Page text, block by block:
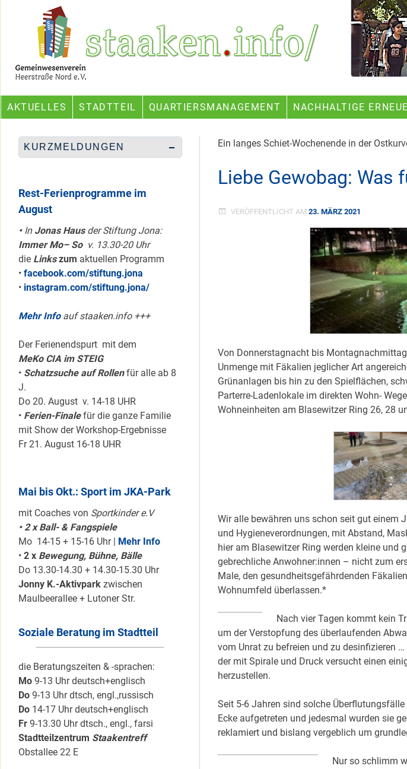
Ein Projekt des Gemeinwesenvereins Heerstraße Nord
AKTUELLES STADTTEIL QUARTIERSMANAGEMENT NACHHALTIGE
Ein langes Schiet-Wochenende in der
Liebe Gewobag: Was
VERÖFFENTLICHT AM 23. MÄRZ 2021
Von Donnerstagnacht bis
Unmenge mit Fäkalien jeglicher Art
Grünanlagen bis hin zu den Spielflächen,
Parterre-Ladenlokale im direkten Wohn-
Wohneinheiten am Blasewitzer Ring 26, 28
Wir alle bewähren uns schon seit gut einem
und Hygieneverordnungen, mit Abstand,
hier am Blasewitzer Ring werden kleine und
gebrechliche Anwohner:innen – nicht zum
Male, den gesundheitsgefährdenden
Wohnumfeld überlassen.*
Nach vier Tagen kommt kein
um der Verstopfung des überlaufenden
vom Unrat zu befreien und zu desinfizieren
der mit Spirale und Druck versucht einen
herzustellen.
Seit 5-6 Jahren sind solche
Ecke aufgetreten und jedesmal wurden sie
reklamiert und bislang vergeblich um
Nur so schlimm
KURZMELDUNGEN
Rest-Ferienprogramme im
August
•InJonas Hausder Stiftung Jona:
Immer Mo– So v. 13.30-20 Uhr
die Linkszum aktuellen Programm
• facebook.com/stiftung.jona
• instagram.com/stiftung.jona/
Mehr Infoauf staaken.info +++
Der Ferienendspurt mit dem
MeKo CIA im STEIG
• Schatzsuche auf Rollenfür alle ab 8
J.
Do 20. August v. 14-18 UHR
• Ferien-Finalefür die ganze Familie
mit Show der Workshop-Ergebnisse
Fr 21. August 16-18 UHR
Mai bis Okt.: Sport im JKA-Park
mit Coaches von Sportkinder e.V
• 2 x Ball- & Fangspiele
Mo 14-15 + 15-16 Uhr |
Mehr Info
• 2 x Bewegung, Bühne, Bälle
Do 13.30-14.30 + 14.30-15.30 Uhr
Jonny K.-Aktivpark zwischen
Maulbeerallee + Lutoner Str.
Soziale Beratung im Stadtteil
die Beratungszeiten & -sprachen:
Mo 9-13 Uhr deutsch+englisch
Do 9-13 Uhr dtsch, engl.,russisch
Do 14-17 Uhr deutsch+englisch
Fr 9-13.30 Uhr dtsch., engl., farsi
Stadtteilzentrum Staakentreff
Obstallee 22 E